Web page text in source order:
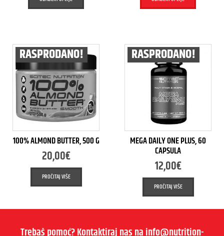
RASPRODANO!
100% ALMOND BUTTER, 500 G
20,00€
PROČITAJ VIŠE
RASPRODANO!
MEGA DAILY ONE PLUS, 60
CAPSULA
12,00€
PROČITAJ VIŠE
Trebaš pomoć? Kontaktiraj nas na info@nutrition-